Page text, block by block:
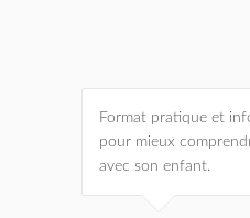
Format pratique et
pour mieux
avec son enfant.